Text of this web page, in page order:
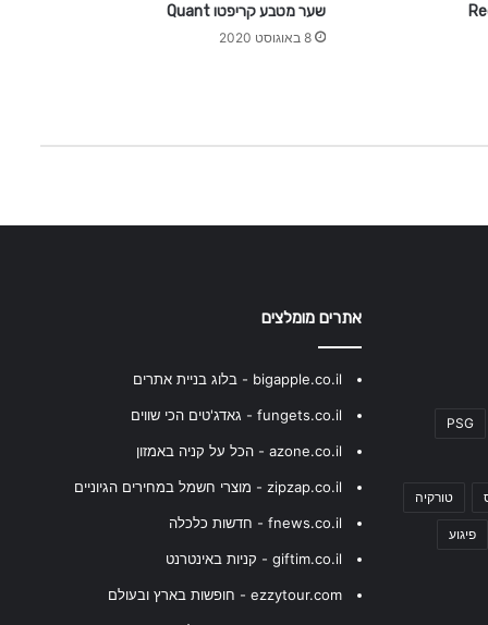
שער מטבע קריפטו Quant
8 באוגוסט 2020
PSG
טורקיה
פיגוע
אתרים מומלצים
bigapple.co.il - בלוג בניית אתרים
fungets.co.il - גאדג'טים הכי שווים
azone.co.il - הכל על קניה באמזון
zipzap.co.il - מוצרי חשמל במחירים הגיוניים
fnews.co.il - חדשות כלכלה
giftim.co.il - קניות באינטרנט
ezzytour.com - חופשות בארץ ובעולם